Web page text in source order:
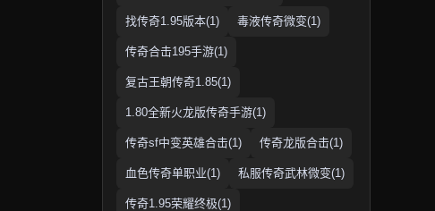
找传奇1.95版本(1) 毒液传奇微变(1)
传奇合击195手游(1)
复古王朝传奇1.85(1)
1.80全新火龙版传奇手游(1)
传奇sf中变英雄合击(1) 传奇龙版合击(1)
血色传奇单职业(1) 私服传奇武林微变(1)
传奇1.95荣耀终极(1)